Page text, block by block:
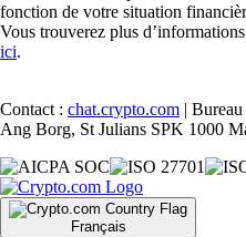
fonction de votre situation
Vous trouverez plus
ici.
Contact : chat.crypto.com |
Ang Borg, St Julians SPK 1000
Français